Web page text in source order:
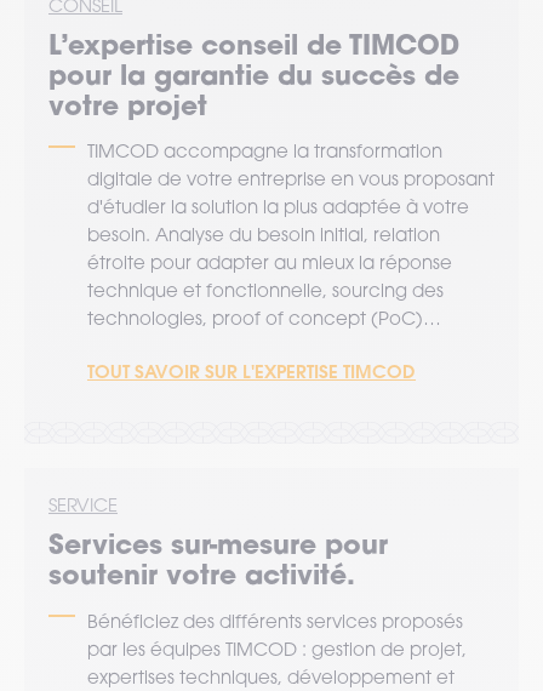
L’expertise conseil de TIMCOD
pour la garantie du succès de
votre projet
TIMCOD accompagne la transformation
digitale de votre entreprise en vous proposant
d'étudier la solution la plus adaptée à votre
besoin. Analyse du besoin initial, relation
étroite pour adapter au mieux la réponse
technique et fonctionnelle, sourcing des
technologies, proof of concept (PoC)…
TOUT SAVOIR SUR L'EXPERTISE TIMCOD
SERVICE
Services sur-mesure pour
soutenir votre activité.
Bénéficiez des différents services proposés
par les équipes TIMCOD : gestion de projet,
expertises techniques, développement et